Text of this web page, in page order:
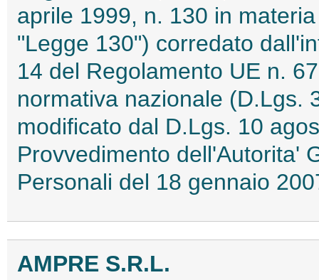
aprile 1999, n. 130 in
"Legge 130") corredato
14 del Regolamento UE n.
normativa nazionale (D.Lgs.
modificato dal D.Lgs. 10
Provvedimento dell'Autorita'
Personali del 18 gennaio
AMPRE S.R.L.